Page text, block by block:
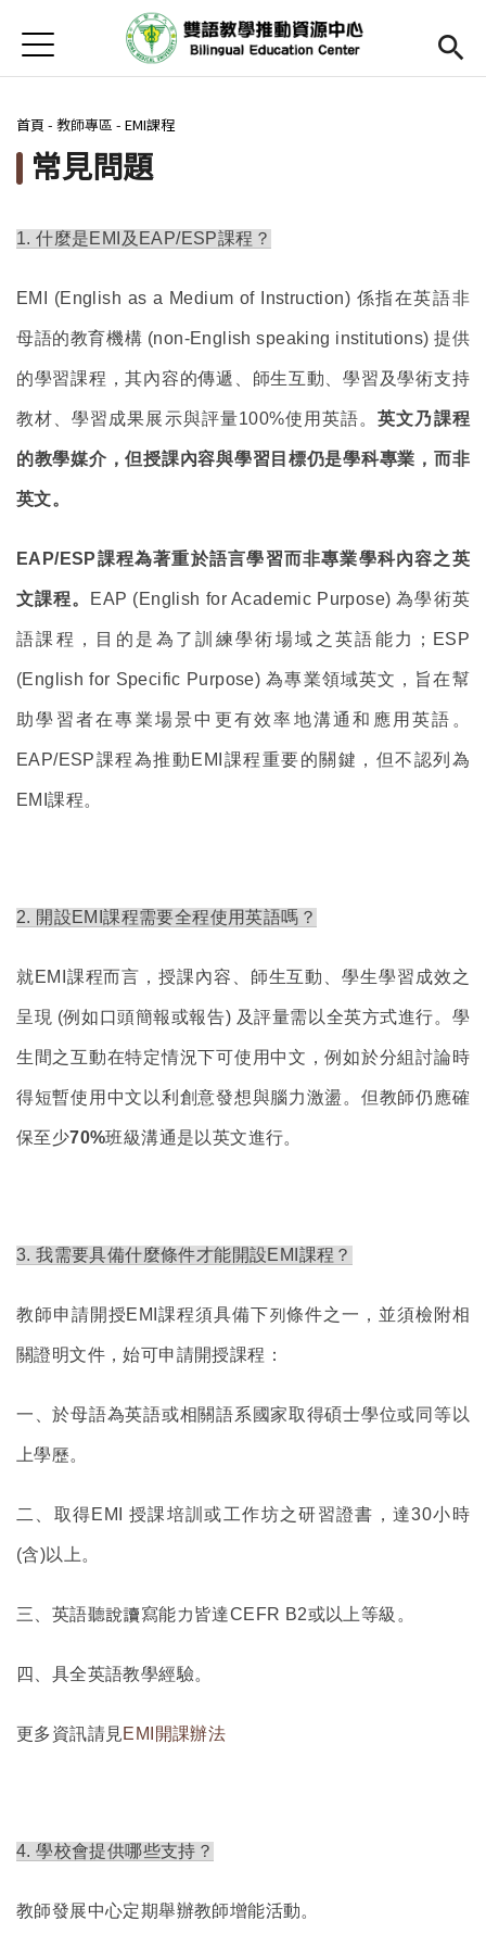
首頁
Open submenu (關於中心)
關於中心
最新消息
Open submenu (教師專區)
教師專區
Open submenu (學生專區)
學生專區
Open submenu (語文研習與活動)
語文研習與活動
法規辦法與申請表
English(link is external)
Jump to Navigation
Jump to Main content
您在這裡
首頁 - 教師專區 - EMI課程
常見問題
1.什麼是EMI及EAP/ESP課程？
EMI (English as a Medium of Instruction) 係指在英語非
母語的教育機構 (non-English speaking institutions) 提供
的學習課程，其內容的傳遞、師生互動、學習及學術支持
教材、學習成果展示與評量100%使用英語。英文乃課程
的教學媒介，但授課內容與學習目標仍是學科專業，而非
英文。
EAP/ESP課程為著重於語言學習而非專業學科內容之英
文課程。 EAP (English for Academic Purpose) 為學術英
語課程，目的是為了訓練學術場域之英語能力；ESP
(English for Specific Purpose) 為專業領域英文，旨在幫
助學習者在專業場景中更有效率地溝通和應用英語。
EAP/ESP課程為推動EMI課程重要的關鍵，但不認列為
EMI課程。
2. 開設EMI課程需要全程使用英語嗎？
就EMI課程而言，授課內容、師生互動、學生學習成效之
呈現 (例如口頭簡報或報告) 及評量需以全英方式進行。學
生間之互動在特定情況下可使用中文，例如於分組討論時
得短暫使用中文以利創意發想與腦力激盪。但教師仍應確
保至少70%班級溝通是以英文進行。
3.我需要具備什麼條件才能開設EMI課程？
教師申請開授EMI課程須具備下列條件之一，並須檢附相
關證明文件，始可申請開授課程：
一、於母語為英語或相關語系國家取得碩士學位或同等以
上學歷。
二、取得EMI 授課培訓或工作坊之研習證書，達30小時
(含)以上。
三、英語聽說讀寫能力皆達CEFR B2或以上等級。
四、具全英語教學經驗。
更多資訊請見EMI開課辦法
4.學校會提供哪些支持？
教師發展中心定期舉辦教師增能活動。